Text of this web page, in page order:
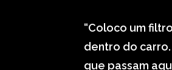
“Coloco um
dentro do
que passam